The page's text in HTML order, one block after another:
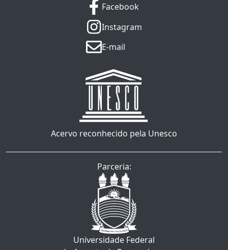
Facebook
Instagram
E-mail
Acervo reconhecido pela Unesco
Parceria:
Universidade Federal